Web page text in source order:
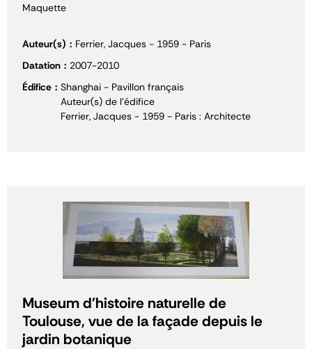
Maquette
Auteur(s)
Ferrier, Jacques - 1959 - Paris
Datation
2007-2010
Édifice
Shanghai - Pavillon français
Auteur(s) de l'édifice
Ferrier, Jacques - 1959 - Paris : Architecte
Museum d'histoire naturelle de
Toulouse, vue de la façade depuis le
jardin botanique